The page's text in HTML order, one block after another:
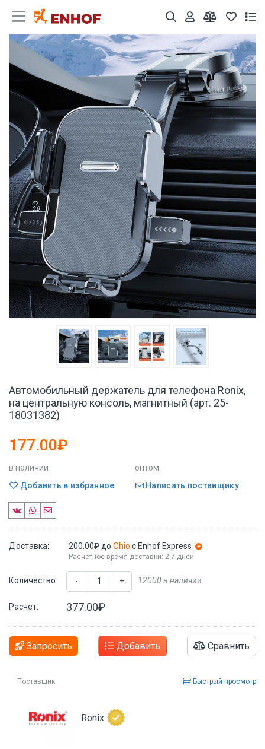
Автомобильный держатель для телефона Ronix,
на центральную консоль, магнитный (арт. 25-
18031382)
177.00₽
в наличии
оптом
Добавить в избранное
Написать поставщику
Доставка: 200.00₽ до Ohio с Enhof Express
Расчетное время доставки: 2-7 дней
Количество: - + 12000 в наличии
Расчет: 377.00₽
Запросить Добавить Сравнить
Поставщик Быстрый просмотр
Ronix